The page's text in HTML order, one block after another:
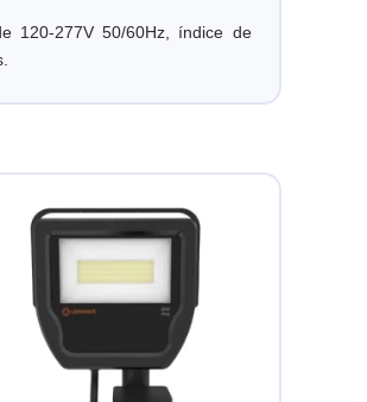
120-277V 50/60Hz, índice de